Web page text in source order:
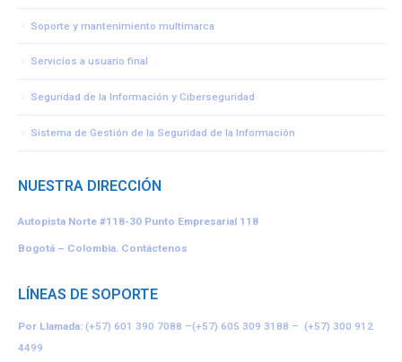
Soporte y mantenimiento multimarca
Servicios a usuario final
Seguridad de la Información y Ciberseguridad
Sistema de Gestión de la Seguridad de la Información
NUESTRA DIRECCIÓN
Autopista Norte #118-30 Punto Empresarial 118
Bogotá – Colombia. Contáctenos
LÍNEAS DE SOPORTE
Por Llamada: (+57) 601 390 7088 –(+57) 605 309 3188 – (+57) 300 912
4499